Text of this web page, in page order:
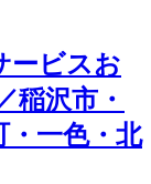
ービスお
稲沢市・
・一色・北